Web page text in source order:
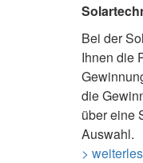
Bei der
Ihnen die
die
über eine
Auswahl.
>